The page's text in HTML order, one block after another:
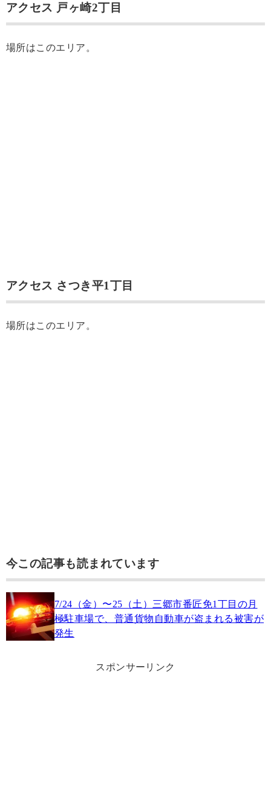
アクセス 戸ヶ崎2丁目
場所はこのエリア。
アクセス さつき平1丁目
場所はこのエリア。
今この記事も読まれています
7/24（金）〜25（土）三郷市番匠免1丁目の月
極駐車場で、普通貨物自動車が盗まれる被害が
発生
スポンサーリンク